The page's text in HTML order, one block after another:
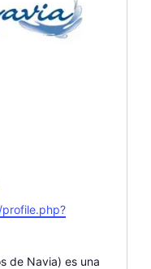
de Navia) es una